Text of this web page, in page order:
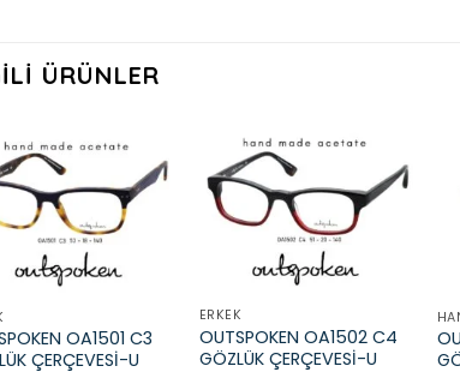
ÜRÜNLER
Add to
OA1501 C3
ÇERÇEVESİ-U
Add to
ERKEK
OUTSPOKEN OA1502 C4
GÖZLÜK ÇERÇEVESİ-U